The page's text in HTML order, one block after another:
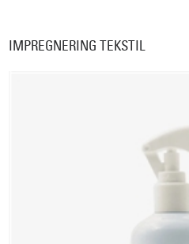
IMPREGNERING TEKSTIL